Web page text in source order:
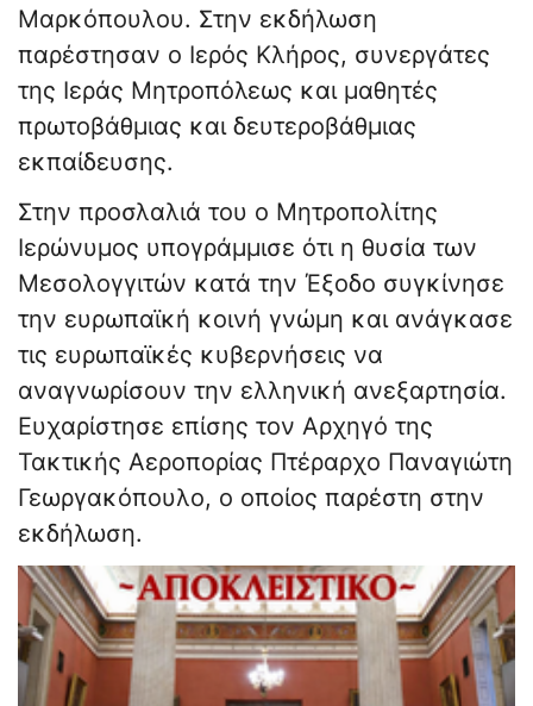
Μαρκόπουλου. Στην εκδήλωση
παρέστησαν ο Ιερός Κλήρος, συνεργάτες
της Ιεράς Μητροπόλεως και μαθητές
πρωτοβάθμιας και δευτεροβάθμιας
εκπαίδευσης.
Στην προσλαλιά του ο Μητροπολίτης
Ιερώνυμος υπογράμμισε ότι η θυσία των
Μεσολογγιτών κατά την Έξοδο συγκίνησε
την ευρωπαϊκή κοινή γνώμη και ανάγκασε
τις ευρωπαϊκές κυβερνήσεις να
αναγνωρίσουν την ελληνική ανεξαρτησία.
Ευχαρίστησε επίσης τον Αρχηγό της
Τακτικής Αεροπορίας Πτέραρχο Παναγιώτη
Γεωργακόπουλο, ο οποίος παρέστη στην
εκδήλωση.